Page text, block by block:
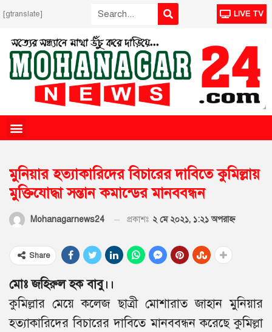
[gtranslate] LIVE TV
মুনিয়ার হত্যাকারিদের বিচারের দাবিতে কুমিল্লায়
মুক্তিযোদ্ধা সন্তান কমান্ডের মানববন্ধন
Mohanagarnews24 প্রকাশঃ ২ মে ২০২১, ১:২১ অপরাহ্ণ
Share
মোঃ জহিরুল হক বাবু।।
কুমিল্লার মেয়ে কলেজ ছাত্রী মোশারাত জাহান মুনিয়ার
হত্যাকারিদের বিচারের দাবিতে মানববন্ধন করেছে কুমিল্লা